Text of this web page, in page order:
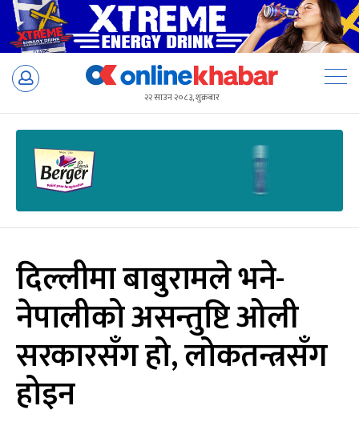
Skip
२२ साउन २०८३, शुक्रबार
दिल्लीमा बाबुरामले भने-
नेपालीको असन्तुष्टि ओली
सरकारसँग हो, लोकतन्त्रसँग
होइन